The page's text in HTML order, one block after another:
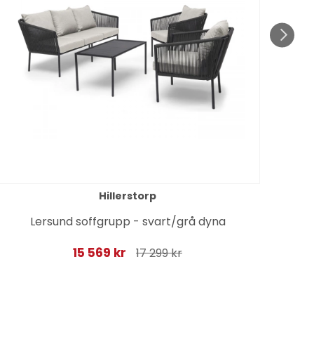
Hillerstorp
Lersund soffgrupp - svart/grå dyna
15 569 kr 17 299 kr